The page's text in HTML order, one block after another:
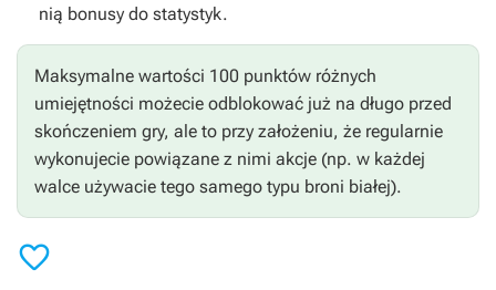
nią bonusy do statystyk.
Maksymalne wartości 100 punktów różnych
umiejętności możecie odblokować już na długo przed
skończeniem gry, ale to przy założeniu, że regularnie
wykonujecie powiązane z nimi akcje (np. w każdej
walce używacie tego samego typu broni białej).
